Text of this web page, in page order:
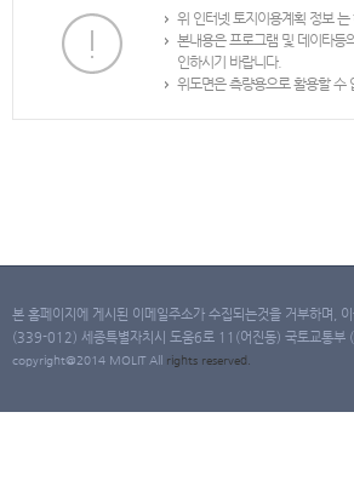
위 인터넷 토지이용계획 정보
본내용은 프로그램 및 데이타등
인하시기 바랍니다.
위도면은 측량용으로 활용할 수
본 홈페이지에 게시된 이메일주소가 수집되는것을 거부하며,
(339-012) 세종특별자치시 도움6로 11(어진동) 국토교통
copyright@2014 MOLIT All rights reserved.